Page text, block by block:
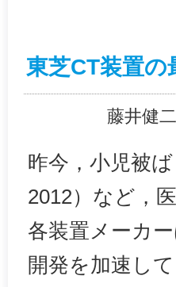
東芝CT装置の
藤井健
昨今，小児被
2012）など，
各装置メーカ
開発を加速して